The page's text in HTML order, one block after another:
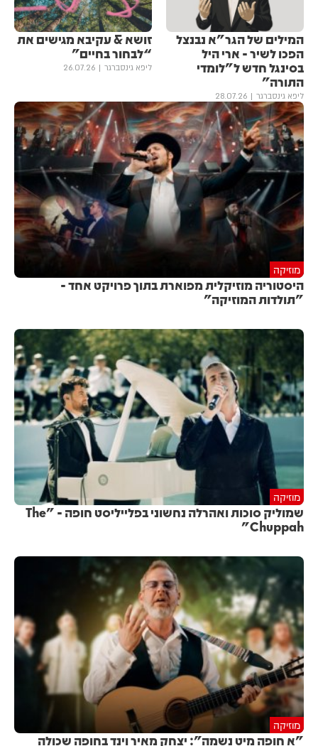
המילים של הגר"א נבנצל
הפכו לשיר - ארי היל
בסינגל חדש ל"לומדי
התורה"
ליפא גינסברגר 28.07.26
זושא & עקיבא מגישים את ​​
“לבחור בחיים”
ליפא גינסברגר 26.07.26
מוזיקה
היסטוריה מוזיקלית מפוארת בתוך פרויקט אחד -
"תולדות המוזיקה"
מוזיקה
שמוליק סוכות ואהרלה נחשוני בפלייליסט חופה - "The
Chuppah"
מוזיקה
"אַ חופה מיט נשמה": יצחק מאיר וינד בחופה שכולה